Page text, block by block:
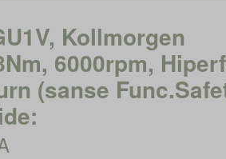
Kollmorgen
6000rpm,
(sanse